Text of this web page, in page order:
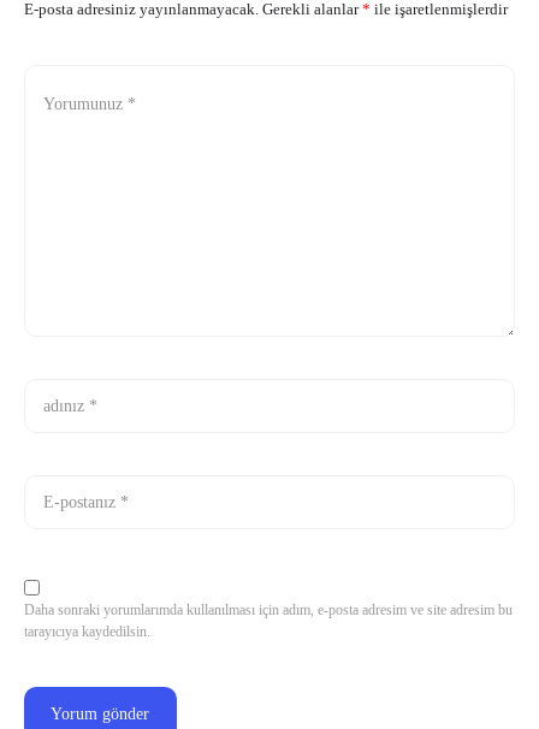
E-posta adresiniz yayınlanmayacak. Gerekli alanlar* ile işaretlenmişlerdir
Daha sonraki yorumlarımda kullanılması için adım, e-posta adresim ve site adresim bu
tarayıcıya kaydedilsin.